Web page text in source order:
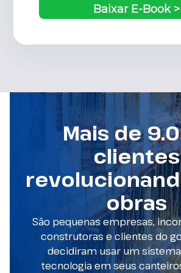
Baixar E-Book >
Mais de
clientes
obras
São pequenas empresas,
construtoras e clientes do
decidiram usar um
tecnologia em seus